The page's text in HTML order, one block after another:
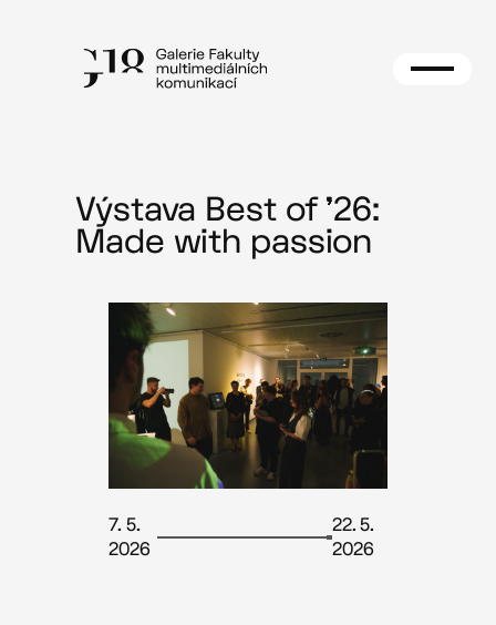
Výstava Best of ’26:
Made with passion
7. 5.
2026
22. 5.
2026